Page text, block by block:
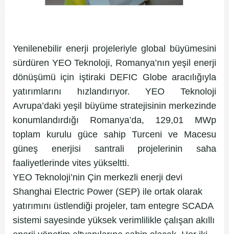
Yenilenebilir enerji projeleriyle global büyümesini
sürdüren YEO Teknoloji, Romanya’nın yeşil enerji
dönüşümü için iştiraki DEFIC Globe aracılığıyla
yatırımlarını hızlandırıyor. YEO Teknoloji
Avrupa’daki yeşil büyüme stratejisinin merkezinde
konumlandırdığı Romanya’da, 129,01 MWp
toplam kurulu güce sahip Turceni ve Macesu
güneş enerjisi santrali projelerinin saha
faaliyetlerinde vites yükseltti.
YEO Teknoloji’nin Çin merkezli enerji devi
Shanghai Electric Power (SEP) ile ortak olarak
yatırımını üstlendiği projeler, tam entegre SCADA
sistemi sayesinde yüksek verimlilikle çalışan akıllı